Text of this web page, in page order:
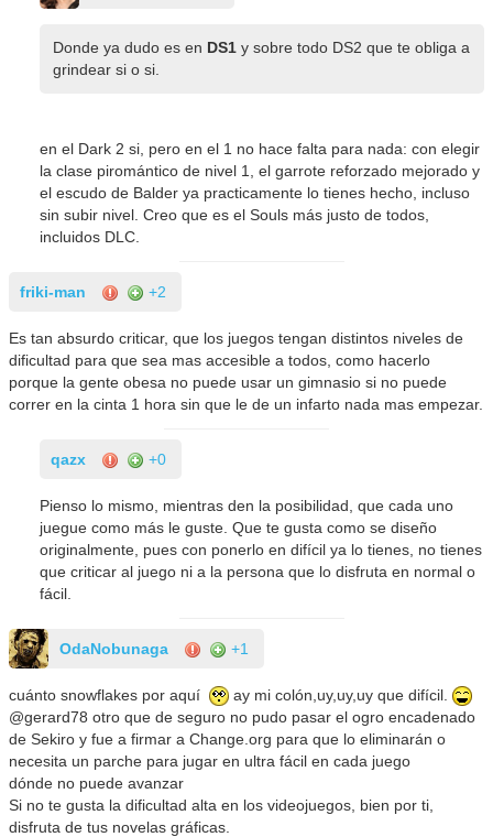
Donde ya dudo es en DS1y sobre todo DS2 que te obliga a
grindear si o si.
en el Dark 2 si, pero en el 1 no hace falta para nada: con elegir
la clase piromántico de nivel 1, el garrote reforzado mejorado y
el escudo de Balder ya practicamente lo tienes hecho, incluso
sin subir nivel. Creo que es el Souls más justo de todos,
incluidos DLC.
friki-man +2
Es tan absurdo criticar, que los juegos tengan distintos niveles de
dificultad para que sea mas accesible a todos, como hacerlo
porque la gente obesa no puede usar un gimnasio si no puede
correr en la cinta 1 hora sin que le de un infarto nada mas empezar.
qazx +0
Pienso lo mismo, mientras den la posibilidad, que cada uno
juegue como más le guste. Que te gusta como se diseño
originalmente, pues con ponerlo en difícil ya lo tienes, no tienes
que criticar al juego ni a la persona que lo disfruta en normal o
fácil.
OdaNobunaga +1
cuánto snowflakes por aquí
ay mi colón,uy,uy,uy que difícil.
@gerard78 otro que de seguro no pudo pasar el ogro encadenado
de Sekiro y fue a firmar a Change.org para que lo eliminarán o
necesita un parche para jugar en ultra fácil en cada juego
dónde no puede avanzar
Si no te gusta la dificultad alta en los videojuegos, bien por ti,
disfruta de tus novelas gráficas.